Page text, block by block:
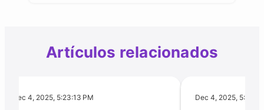
Artículos relacionados
Dec 4, 2025, 5:23:13 PM Dec 4, 2025,